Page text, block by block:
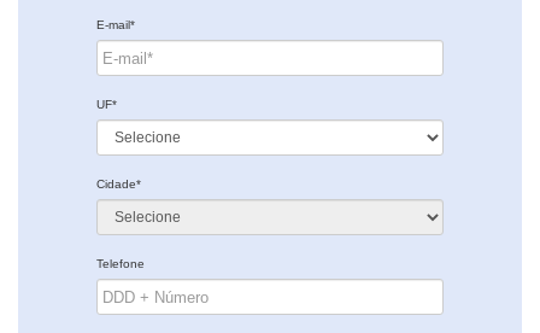
E-mail*
UF*
Cidade*
Telefone